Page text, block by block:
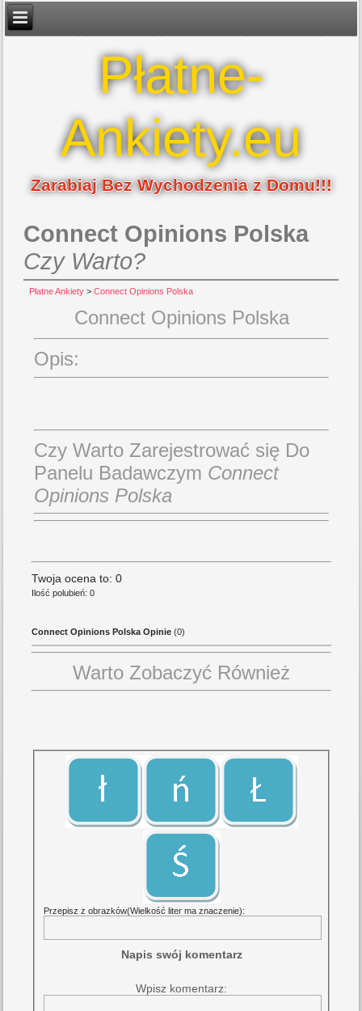
Płatne-
Ankiety.eu
Zarabiaj Bez Wychodzenia z Domu!!!
Connect Opinions Polska
Czy Warto?
Płatne Ankiety >Connect Opinions Polska
Connect Opinions Polska
Opis:
Czy Warto Zarejestrować się Do
Panelu Badawczym Connect
Opinions Polska
Twoja ocena to: 0
Ilość polubień: 0
Connect Opinions Polska Opinie (0)
Warto Zobaczyć Również
Przepisz z obrazków(Wielkość liter ma znaczenie):
Napis swój komentarz
Wpisz komentarz: